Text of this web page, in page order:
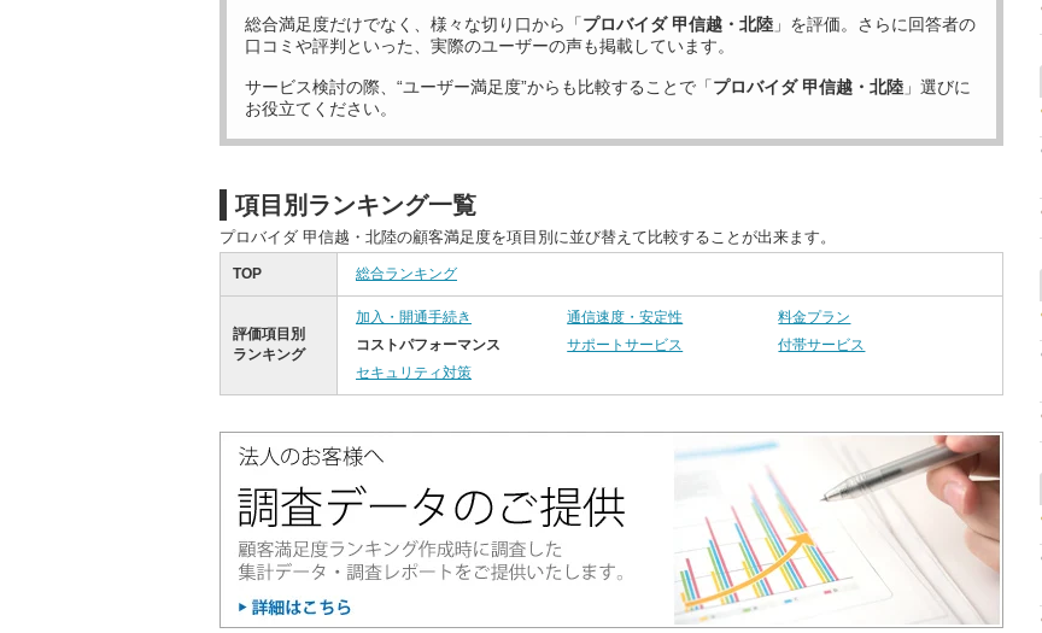
総合満足度だけでなく、様々な切り口から「プロバイダ 甲信越・北陸 」を評価。さらに回答者の
口コミや評判といった、実際のユーザーの声も掲載しています。
サービス検討の際、“ユーザー満足度”からも比較することで「プロバイダ 甲信越・北陸 」選びに
お役立てください。
項目別ランキング一覧
プロバイダ 甲信越・北陸の顧客満足度を項目別に並び替えて比較することが出来ます。
TOP 総合ランキング
評価項目別
ランキング
加入・開通手続き 通信速度・安定性
料金プラン
コストパフォーマンス
サポートサービス
付帯サービス
セキュリティ対策